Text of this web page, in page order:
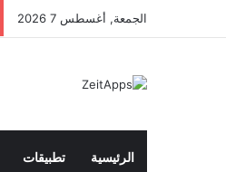
الجمعة, أغسطس 7 2026
الرئيسية تطبيقات